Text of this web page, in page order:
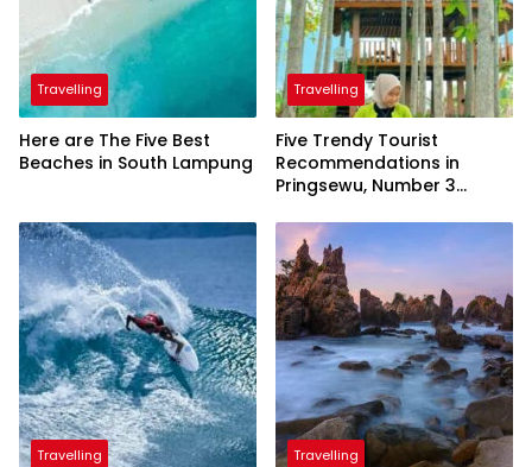
Travelling
Here are The Five Best
Beaches in South Lampung
Travelling
Five Trendy Tourist
Recommendations in
Pringsewu, Number 3
President
Travelling Travelling